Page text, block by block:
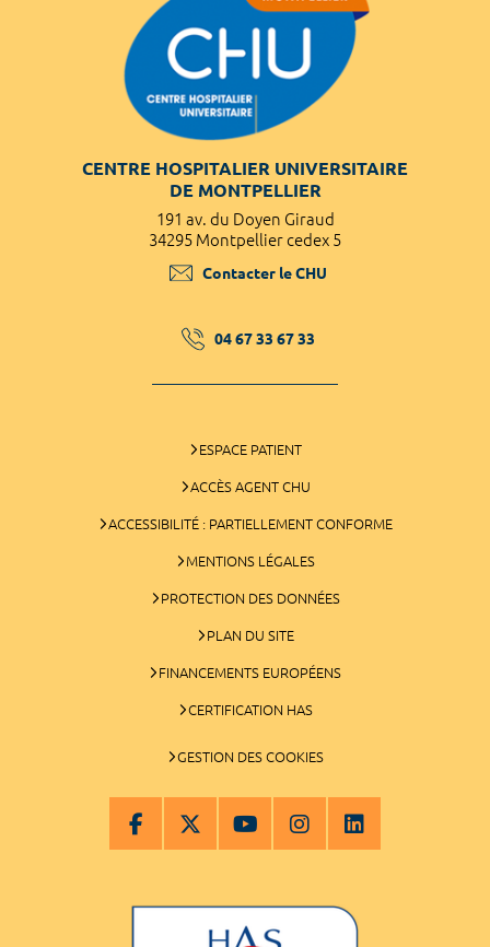
CENTRE HOSPITALIER UNIVERSITAIRE
DE MONTPELLIER
191 av. du Doyen Giraud
34295 Montpellier cedex 5
Contacter le CHU
04 67 33 67 33
ESPACE PATIENT
ACCÈS AGENT CHU
ACCESSIBILITÉ : PARTIELLEMENT CONFORME
MENTIONS LÉGALES
PROTECTION DES DONNÉES
PLAN DU SITE
FINANCEMENTS EUROPÉENS
CERTIFICATION HAS
GESTION DES COOKIES